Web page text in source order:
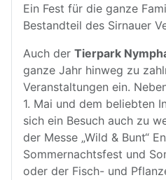
Ein Fest für die ganze
Bestandteil des Sirnauer
Auch der Tierpark
ganze Jahr hinweg zu
Veranstaltungen ein.
1. Mai und dem beliebten
sich ein Besuch auch zu
der Messe „Wild & Bunt“
Sommernachtsfest und
oder der Fisch- und